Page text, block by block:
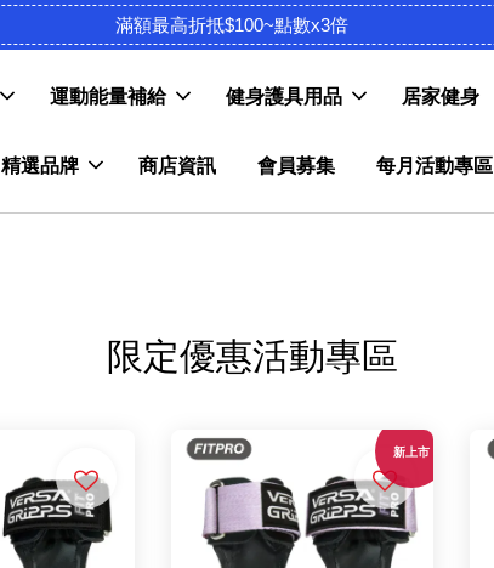
滿額最高折抵$100~點數x3倍
運動能量補給 健身護具用品 居家健身
精選品牌 商店資訊 會員募集 每月活動專區
限定優惠活動專區
新上市